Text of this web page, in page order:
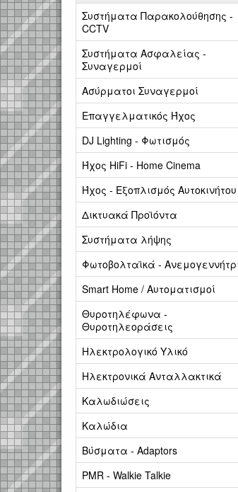
Συστήματα Παρακολούθησης -
CCTV
Συστήματα Ασφαλείας -
Συναγερμοί
Ασύρματοι Συναγερμοί
Επαγγελματικός Ήχος
DJ Lighting - Φωτισμός
Ήχος HiFi - Home Cinema
Ήχος - Εξοπλισμός Αυτοκινήτου
Δικτυακά Προϊόντα
Συστήματα λήψης
Φωτοβολταϊκά -
Smart Home / Αυτοματισμοί
Θυροτηλέφωνα -
Θυροτηλεοράσεις
Ηλεκτρολογικό Υλικό
Ηλεκτρονικά Ανταλλακτικά
Καλωδιώσεις
Καλώδια
Βύσματα - Adaptors
PMR - Walkie Talkie